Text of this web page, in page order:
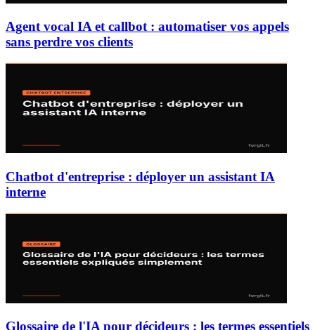
Agent vocal IA et callbot : automatiser vos appels
sans perdre vos clients
Chatbot d'entreprise : déployer un assistant IA
interne
Glossaire de l'IA pour décideurs : les termes essentiels